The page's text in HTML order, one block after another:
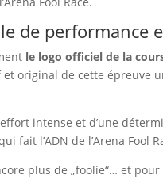
de performance
le logo officiel de la
original de cette épreuve
intense et d’une
fait l’ADN de l’Arena Fool
plus de „foolie“… et